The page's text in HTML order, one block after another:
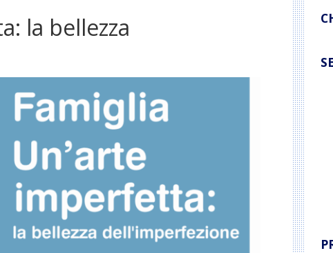
la bellezza